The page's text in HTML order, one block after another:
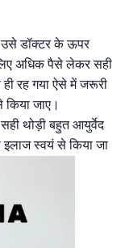
उसे डॉक्टर के ऊपर
अधिक पैसे लेकर सही
रह गया ऐसे में जरूरी
जाए।
थोड़ी बहुत आयुर्वेद
स्वयं से किया जा